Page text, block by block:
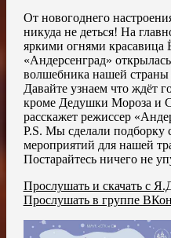
От новогоднего
никуда не деться! На
яркими огнями красавица
«Андерсенград»
волшебника нашей
Давайте узнаем что ждёт
кроме Дедушки Мороза и
расскажет режиссер
P.S. Мы сделали подборку
мероприятий для нашей
Постарайтесь ничего не
Прослушать и скачать с
Прослушать в группе